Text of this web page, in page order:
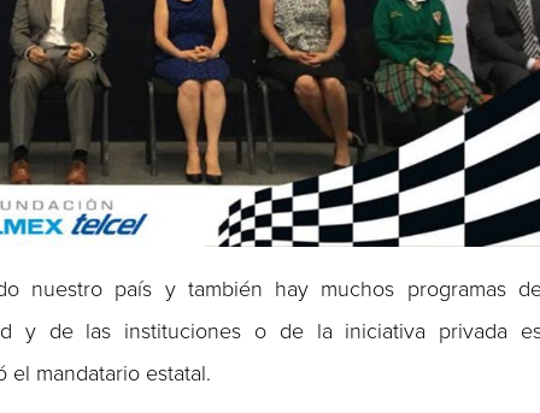
nuestro país y también hay muchos programas
y de las instituciones o de la iniciativa privada
el mandatario estatal.